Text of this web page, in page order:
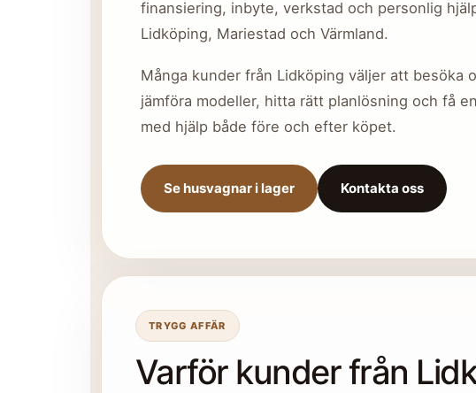
finansiering, inbyte, verkstad och personlig
Lidköping, Mariestad och Värmland.
Många kunder från Lidköping väljer att besöka
jämföra modeller, hitta rätt planlösning och få
med hjälp både före och efter köpet.
Se husvagnar i lager Kontakta oss
TRYGG AFFÄR
Varför kunder från